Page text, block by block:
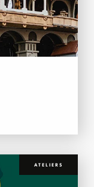
ATELIERS